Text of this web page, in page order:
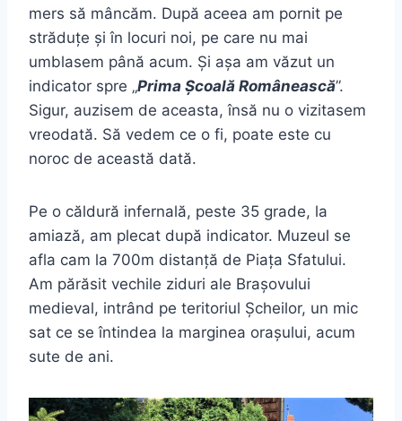
mers să mâncăm. După aceea am pornit pe
străduțe și în locuri noi, pe care nu mai
umblasem până acum. Și așa am văzut un
indicator spre „Prima Școală Românească”.
Sigur, auzisem de aceasta, însă nu o vizitasem
vreodată. Să vedem ce o fi, poate este cu
noroc de această dată.
Pe o căldură infernală, peste 35 grade, la
amiază, am plecat după indicator. Muzeul se
afla cam la 700m distanță de Piața Sfatului.
Am părăsit vechile ziduri ale Brașovului
medieval, intrând pe teritoriul Șcheilor, un mic
sat ce se întindea la marginea orașului, acum
sute de ani.